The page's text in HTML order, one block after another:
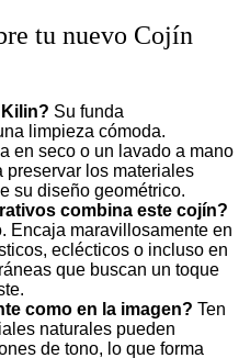
tu nuevo Cojín
Su funda
limpieza cómoda.
en seco o un lavado a mano
preservar los materiales
su diseño geométrico.
combina este cojín?
Encaja maravillosamente en
eclécticos o incluso en
que buscan un toque
como en la imagen? Ten
naturales pueden
de tono, lo que forma